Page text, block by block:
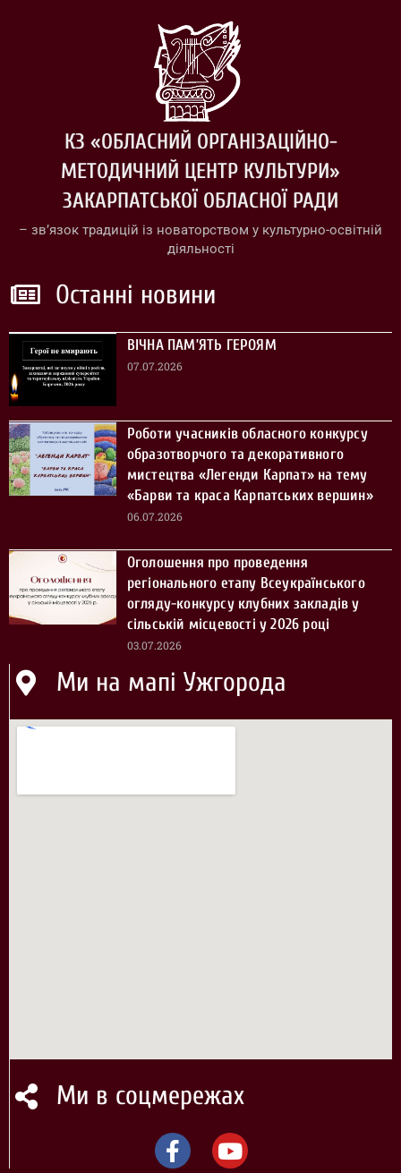
КЗ «ОБЛАСНИЙ ОРГАНІЗАЦІЙНО-
МЕТОДИЧНИЙ ЦЕНТР КУЛЬТУРИ»
ЗАКАРПАТСЬКОЇ ОБЛАСНОЇ РАДИ
– зв’язок традицій із новаторством у культурно-освітній
діяльності
Останні новини
ВІЧНА ПАМ’ЯТЬ ГЕРОЯМ
07.07.2026
Роботи учасників обласного конкурсу
образотворчого та декоративного
мистецтва «Легенди Карпат» на тему
«Барви та краса Карпатських вершин»
06.07.2026
Оголошення про проведення
регіонального етапу Всеукраїнського
огляду-конкурсу клубних закладів у
сільській місцевості у 2026 році
03.07.2026
Ми на мапі Ужгорода
Ми в соцмережах